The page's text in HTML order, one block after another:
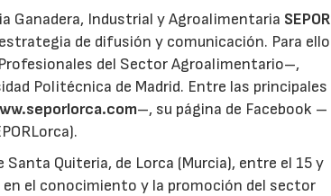
Ganadera, Industrial y Agroalimentaria SEPOR
de difusión y comunicación. Para ello
del Sector Agroalimentario–,
Politécnica de Madrid. Entre las principales
–, su página de Facebook –
Santa Quiteria, de Lorca (Murcia), entre el 15 y
el conocimiento y la promoción del sector